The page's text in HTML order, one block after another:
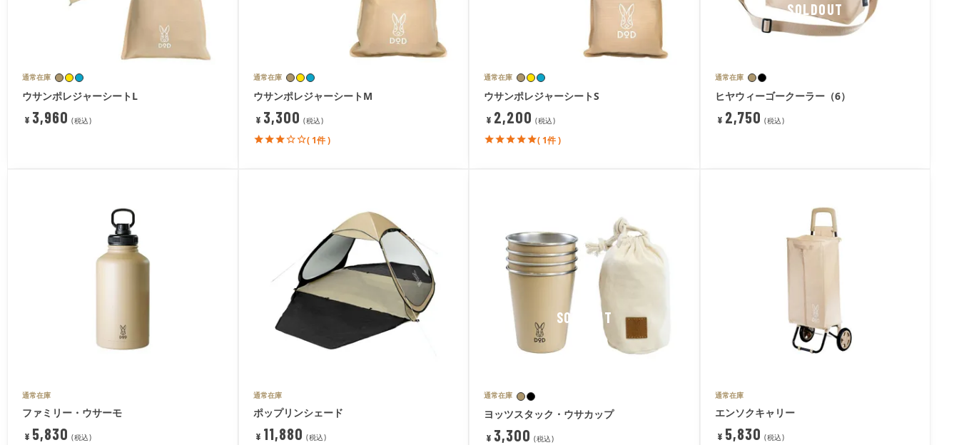
通常在庫
ウサンポレジャーシートL
¥ 3,960 税込
通常在庫
ウサンポレジャーシートM
¥ 3,300 税込
( 1件 )
通常在庫
ウサンポレジャーシートS
¥ 2,200 税込
( 1件 )
通常在庫
ヒヤウィーゴークーラー（6）
¥ 2,750 税込
SOLDOUT
通常在庫
ファミリー・ウサーモ
¥ 5,830 税込
通常在庫
ポップリンシェード
¥ 11,880 税込
通常在庫
ヨッツスタック・ウサカップ
¥ 3,300 税込
SOLDOUT
通常在庫
エンソクキャリー
¥ 5,830 税込